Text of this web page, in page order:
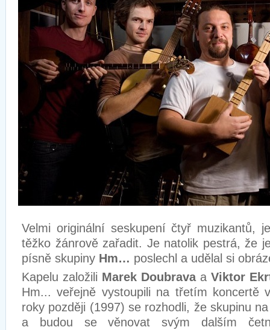
Velmi originální seskupení čtyř muzikantů,
těžko žánrově zařadit. Je natolik pestrá, že
písně skupiny Hm… poslechl a udělal si
Kapelu založili Marek Doubravaa Viktor
Hm... veřejně vystoupili na třetím koncertě
roky později (1997) se rozhodli, že skupinu
a budou se věnovat svým dalším